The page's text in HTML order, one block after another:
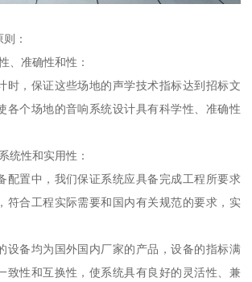
：
、准确性和性：
时，保证这些场地的声学技术指标达到招标文
各个场地的音响系统设计具有科学性、准确性
统性和实用性：
配置中，我们保证系统应具备完成工程所要求
符合工程实际需要和国内有关规范的要求，实
设备均为国外国内厂家的产品，设备的指标满
致性和互换性，使系统具有良好的灵活性、兼